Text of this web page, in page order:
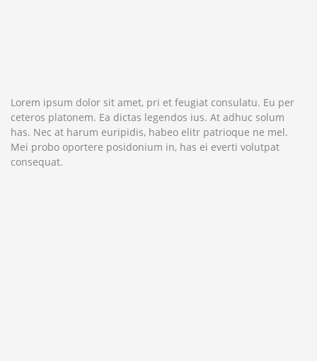
Lorem ipsum dolor sit amet, pri et feugiat consulatu. Eu per
ceteros platonem. Ea dictas legendos ius. At adhuc solum
has. Nec at harum euripidis, habeo elitr patrioque ne mel.
Mei probo oportere posidonium in, has ei everti volutpat
consequat.